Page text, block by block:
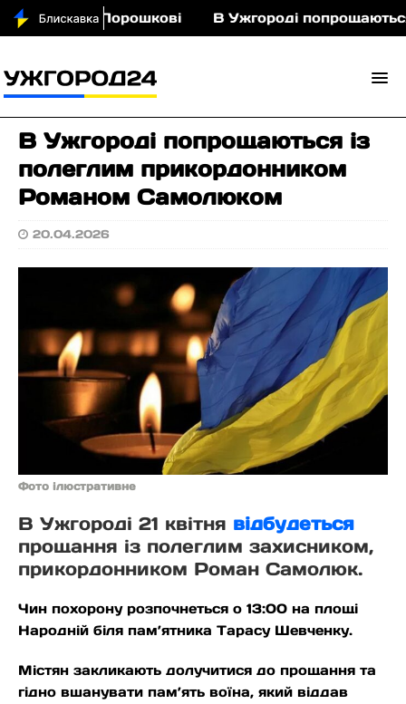
у Порошкові В Ужгороді попрощаються із
В Ужгороді попрощаються із
полеглим прикордонником
Романом Самолюком
20.04.2026
Фото ілюстративне
В Ужгороді 21 квітня відбудеться
прощання із полеглим захисником,
прикордонником Роман Самолюк.
Чин похорону розпочнеться о 13:00 на площі
Народній біля пам’ятника Тарасу Шевченку.
Містян закликають долучитися до прощання та
гідно вшанувати пам’ять воїна, який віддав